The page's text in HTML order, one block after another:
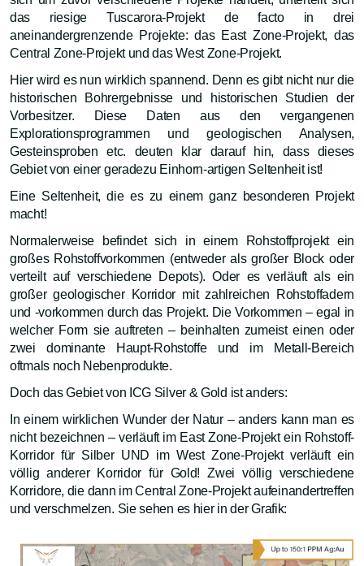
das riesige Tuscarora-Projekt de facto in drei
aneinandergrenzende Projekte: das East Zone-Projekt, das
Central Zone-Projekt und das West Zone-Projekt.
Hier wird es nun wirklich spannend. Denn es gibt nicht nur die
historischen Bohrergebnisse und historischen Studien der
Vorbesitzer. Diese Daten aus den vergangenen
Explorationsprogrammen und geologischen Analysen,
Gesteinsproben etc. deuten klar darauf hin, dass dieses
Gebiet von einer geradezu Einhorn-artigen Seltenheit ist!
Eine Seltenheit, die es zu einem ganz besonderen Projekt
macht!
Normalerweise befindet sich in einem Rohstoffprojekt ein
großes Rohstoffvorkommen (entweder als großer Block oder
verteilt auf verschiedene Depots). Oder es verläuft als ein
großer geologischer Korridor mit zahlreichen Rohstoffadern
und -vorkommen durch das Projekt. Die Vorkommen – egal in
welcher Form sie auftreten – beinhalten zumeist einen oder
zwei dominante Haupt-Rohstoffe und im Metall-Bereich
oftmals noch Nebenprodukte.
Doch das Gebiet von ICG Silver & Gold ist anders:
In einem wirklichen Wunder der Natur – anders kann man es
nicht bezeichnen – verläuft im East Zone-Projekt ein Rohstoff-
Korridor für Silber UND im West Zone-Projekt verläuft ein
völlig anderer Korridor für Gold! Zwei völlig verschiedene
Korridore, die dann im Central Zone-Projekt aufeinandertreffen
und verschmelzen. Sie sehen es hier in der Grafik: